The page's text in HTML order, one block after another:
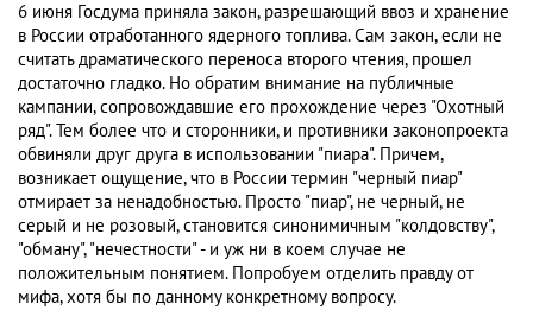
6 июня Госдума приняла закон, разрешающий ввоз и хранение
в России отработанного ядерного топлива. Сам закон, если не
считать драматического переноса второго чтения, прошел
достаточно гладко. Но обратим внимание на публичные
кампании, сопровождавшие его прохождение через "Охотный
ряд". Тем более что и сторонники, и противники законопроекта
обвиняли друг друга в использовании "пиара". Причем,
возникает ощущение, что в России термин "черный пиар"
отмирает за ненадобностью. Просто "пиар", не черный, не
серый и не розовый, становится синонимичным "колдовству",
"обману", "нечестности" - и уж ни в коем случае не
положительным понятием. Попробуем отделить правду от
мифа, хотя бы по данному конкретному вопросу.